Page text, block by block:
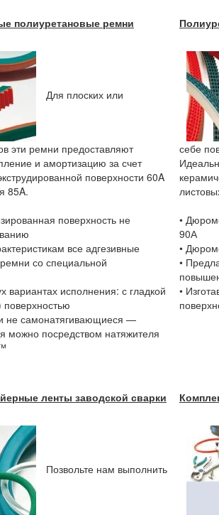
полиуретановые ремни
Для плоских или
эти ремни предоставляют
и амортизацию за счет
поверхности 60A
85A.
поверхность не
все адгезивные
со специальной
вариантах исполнения: с гладкой
поверхностью
не самонатягивающиеся —
можно посредством натяжителя
себе
•
90А
•
•
•
ленты заводской сварки
Позвольте нам выполнить